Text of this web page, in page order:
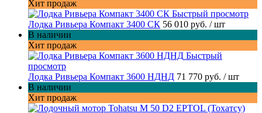
Хит продаж
Быстрый просмотр
Лодка Ривьера Компакт 3400 СК 56 010 руб. / шт
В наличии
Хит продаж
Быстрый
просмотр
Лодка Ривьера Компакт 3600 НДНД 71 770 руб. / шт
В наличии
Хит продаж